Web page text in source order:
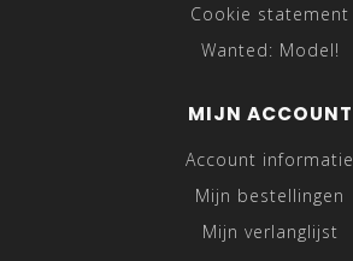
Cookie statement
Wanted: Model!
MIJN ACCOUNT
Account informatie
Mijn bestellingen
Mijn verlanglijst